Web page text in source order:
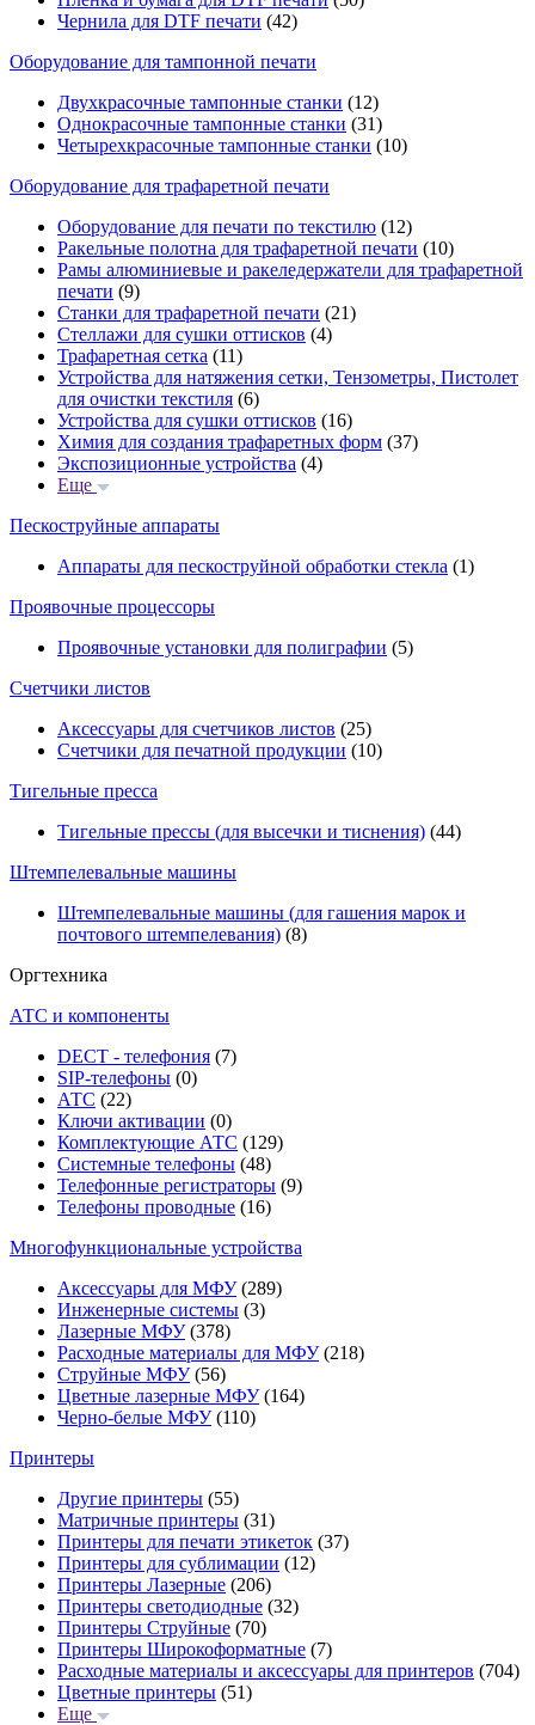
Чернила для DTF печати (42)
Оборудование для тампонной печати
Двухкрасочные тампонные станки (12)
Однокрасочные тампонные станки (31)
Четырехкрасочные тампонные станки (10)
Оборудование для трафаретной печати
Оборудование для печати по текстилю (12)
Ракельные полотна для трафаретной печати (10)
Рамы алюминиевые и ракеледержатели для трафаретной
печати (9)
Станки для трафаретной печати (21)
Стеллажи для сушки оттисков (4)
Трафаретная сетка (11)
Устройства для натяжения сетки, Тензометры, Пистолет
для очистки текстиля (6)
Устройства для сушки оттисков (16)
Химия для создания трафаретных форм (37)
Экспозиционные устройства (4)
Еще
Пескоструйные аппараты
Аппараты для пескоструйной обработки стекла (1)
Проявочные процессоры
Проявочные установки для полиграфии (5)
Счетчики листов
Аксессуары для счетчиков листов (25)
Счетчики для печатной продукции (10)
Тигельные пресса
Тигельные прессы (для высечки и тиснения) (44)
Штемпелевальные машины
Штемпелевальные машины (для гашения марок и
почтового штемпелевания) (8)
Оргтехника
АТС и компоненты
DECT - телефония (7)
SIP-телефоны (0)
АТС (22)
Ключи активации (0)
Комплектующие АТС (129)
Системные телефоны (48)
Телефонные регистраторы (9)
Телефоны проводные (16)
Многофункциональные устройства
Аксессуары для МФУ(289)
Инженерные системы (3)
Лазерные МФУ(378)
Расходные материалы для МФУ(218)
Струйные МФУ(56)
Цветные лазерные МФУ(164)
Черно-белые МФУ(110)
Принтеры
Другие принтеры (55)
Матричные принтеры (31)
Принтеры для печати этикеток (37)
Принтеры для сублимации (12)
Принтеры Лазерные (206)
Принтеры светодиодные (32)
Принтеры Струйные (70)
Принтеры Широкоформатные (7)
Расходные материалы и аксессуары для принтеров (704)
Цветные принтеры (51)
Еще